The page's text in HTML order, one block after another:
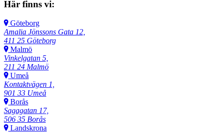
Här finns vi:
Göteborg
Amalia Jönssons Gata 12,
411 25 Göteborg
Malmö
Vinkelgatan 5,
211 24 Malmö
Umeå
Kontaktvägen 1,
901 33 Umeå
Borås
Sagagatan 17,
506 35 Borås
Landskrona